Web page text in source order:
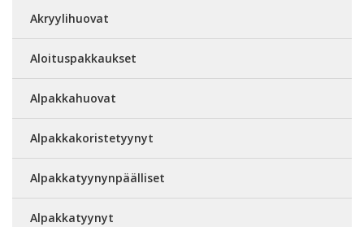
Akryylihuovat
Aloituspakkaukset
Alpakkahuovat
Alpakkakoristetyynyt
Alpakkatyynynpäälliset
Alpakkatyynyt